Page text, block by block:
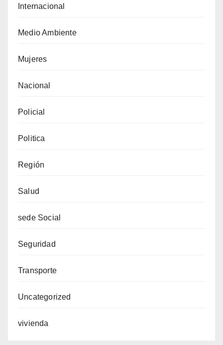
Internacional
Medio Ambiente
Mujeres
Nacional
Policial
Politica
Región
Salud
sede Social
Seguridad
Transporte
Uncategorized
vivienda